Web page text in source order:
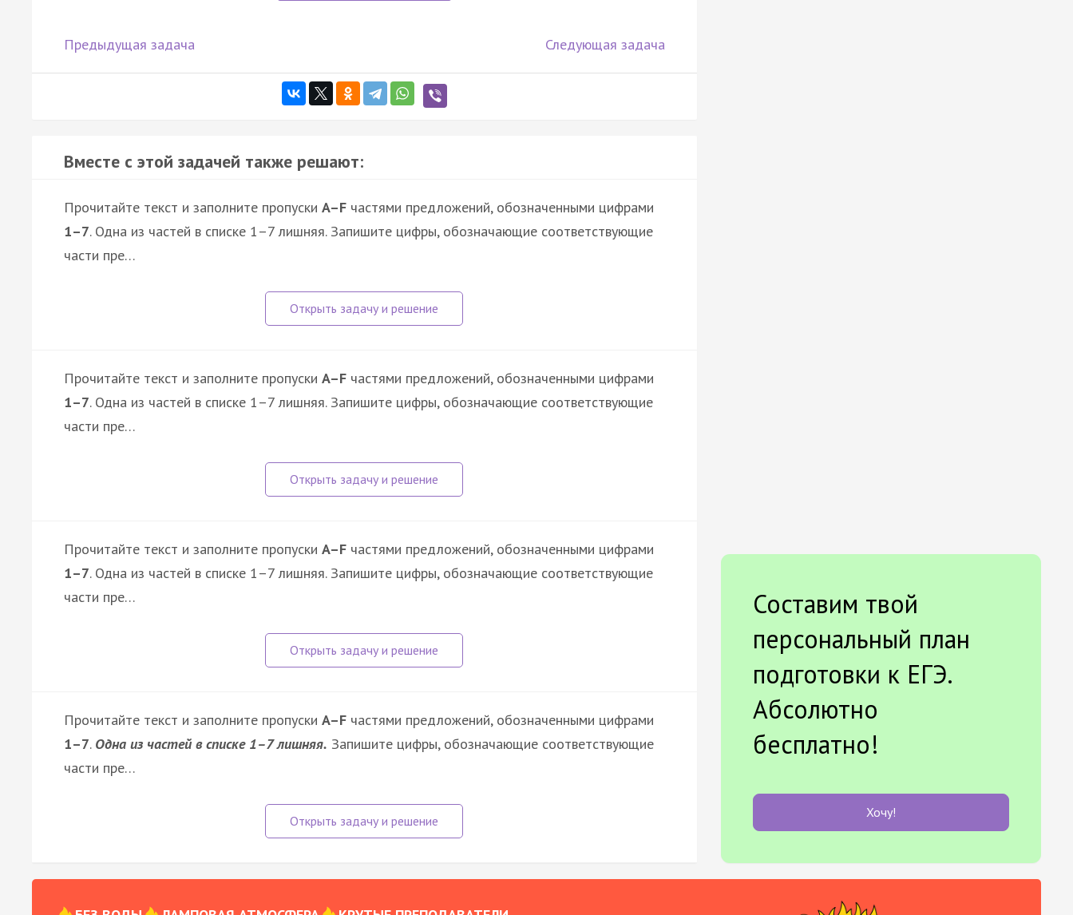
Предыдущая задача Следующая задача
Вместе с этой задачей также решают:
Прочитайте текст и заполните пропуски A–F частями предложений, обозначенными цифрами
1–7. Одна из частей в списке 1–7 лишняя. Запишите цифры, обозначающие соответствующие
части пре…
Прочитайте текст и заполните пропуски A–F частями предложений, обозначенными цифрами
1–7. Одна из частей в списке 1–7 лишняя. Запишите цифры, обозначающие соответствующие
части пре…
Прочитайте текст и заполните пропуски A–F частями предложений, обозначенными цифрами
1–7. Одна из частей в списке 1–7 лишняя. Запишите цифры, обозначающие соответствующие
части пре…
Прочитайте текст и заполните пропуски A–F частями предложений, обозначенными цифрами
1–7. Одна из частей в списке 1–7 лишняя. Запишите цифры, обозначающие соответствующие
части пре…
Составим твой
персональный план
подготовки к ЕГЭ.
Абсолютно
бесплатно!
Хочу!